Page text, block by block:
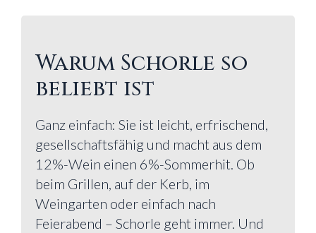
Warum Schorle so
beliebt ist
Ganz einfach: Sie ist leicht, erfrischend,
gesellschaftsfähig und macht aus dem
12%-Wein einen 6%-Sommerhit. Ob
beim Grillen, auf der Kerb, im
Weingarten oder einfach nach
Feierabend – Schorle geht immer. Und